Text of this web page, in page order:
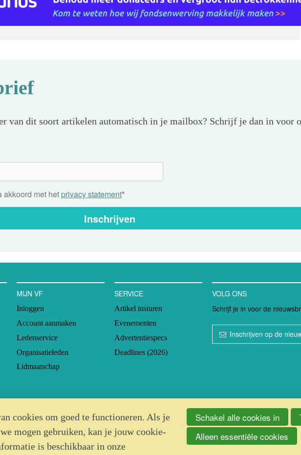
van dit soort artikelen automatisch in je mailbox? Schrijf je dan in voor
akkoord met het privacy statement*
Inschrijven
MIJN VF
Inloggen
Account aanmaken
Ledenservice
Organisatieleden
Lidmaatschap
SERVICE
Artikel insturen
Evenementen
Advertentiespecs
Deadlines (2026)
VOLG ONS
Schrijf je in voor de
Inschrijven op de
cookies om goed te functioneren. Als je
mogen gebruiken, kan je jouw cookie-
is beschikbaar in onze
Schakel alle cookies in
Alleen essentiële cookies